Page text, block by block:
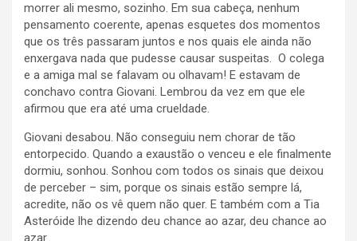
morrer ali mesmo, sozinho. Em sua cabeça, nenhum
pensamento coerente, apenas esquetes dos momentos
que os três passaram juntos e nos quais ele ainda não
enxergava nada que pudesse causar suspeitas. O colega
e a amiga mal se falavam ou olhavam! E estavam de
conchavo contra Giovani. Lembrou da vez em que ele
afirmou que era até uma crueldade.
Giovani desabou. Não conseguiu nem chorar de tão
entorpecido. Quando a exaustão o venceu e ele finalmente
dormiu, sonhou. Sonhou com todos os sinais que deixou
de perceber – sim, porque os sinais estão sempre lá,
acredite, não os vê quem não quer. E também com a Tia
Asteróide lhe dizendo deu chance ao azar, deu chance ao
azar…